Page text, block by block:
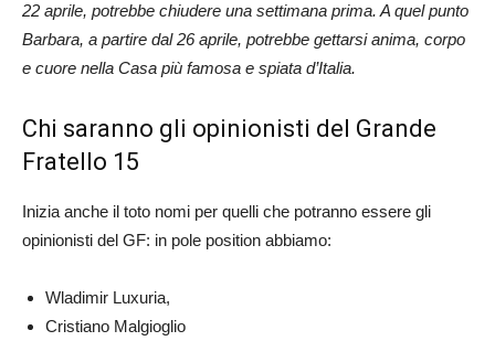
22 aprile, potrebbe chiudere una settimana prima. A quel punto
Barbara, a partire dal 26 aprile, potrebbe gettarsi anima, corpo
e cuore nella Casa più famosa e spiata d’Italia.
Chi saranno gli opinionisti del Grande
Fratello 15
Inizia anche il toto nomi per quelli che potranno essere gli
opinionisti del GF: in pole position abbiamo:
Wladimir Luxuria,
Cristiano Malgioglio